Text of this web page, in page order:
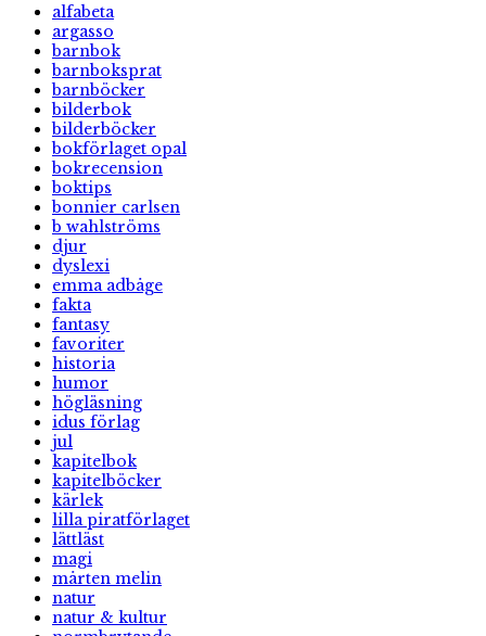
alfabeta
argasso
barnbok
barnboksprat
barnböcker
bilderbok
bilderböcker
bokförlaget opal
bokrecension
boktips
bonnier carlsen
b wahlströms
djur
dyslexi
emma adbåge
fakta
fantasy
favoriter
historia
humor
högläsning
idus förlag
jul
kapitelbok
kapitelböcker
kärlek
lilla piratförlaget
lättläst
magi
mårten melin
natur
natur & kultur